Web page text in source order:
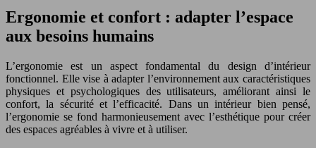
Ergonomie et confort : adapter l’espace
aux besoins humains
L’ergonomie est un aspect fondamental du design d’intérieur
fonctionnel. Elle vise à adapter l’environnement aux caractéristiques
physiques et psychologiques des utilisateurs, améliorant ainsi le
confort, la sécurité et l’efficacité. Dans un intérieur bien pensé,
l’ergonomie se fond harmonieusement avec l’esthétique pour créer
des espaces agréables à vivre et à utiliser.